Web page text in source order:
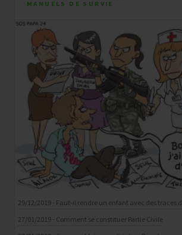
MANUELS DE SURVIE
29/12/2019 - Faut-il rendre un enfant avec des traces
27/01/2019 - Comment se constituer Partie Civile